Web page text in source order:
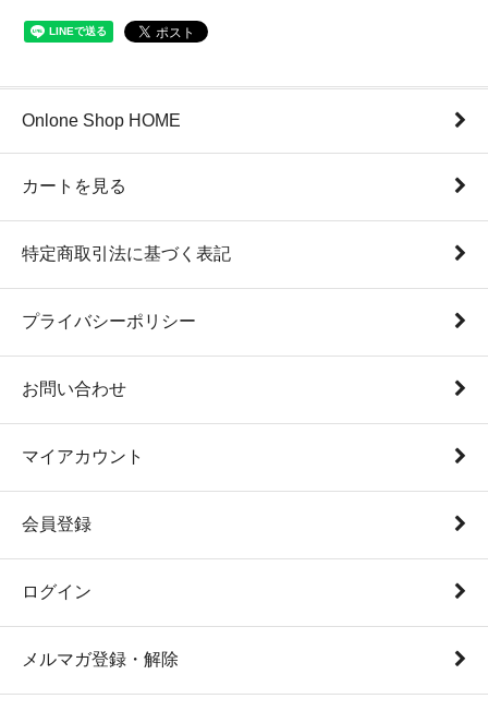
Onlone Shop HOME
カートを見る
特定商取引法に基づく表記
プライバシーポリシー
お問い合わせ
マイアカウント
会員登録
ログイン
メルマガ登録・解除